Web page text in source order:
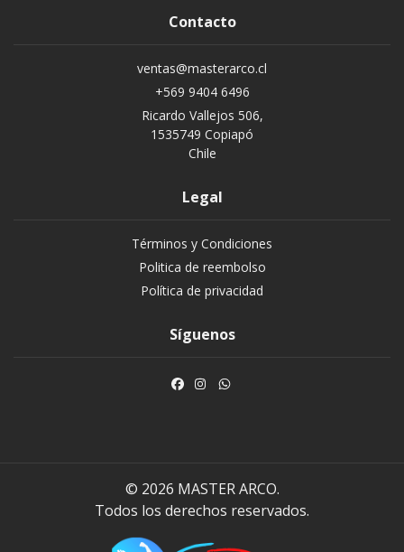
Contacto
ventas@masterarco.cl
+569 9404 6496
Ricardo Vallejos 506,
1535749 Copiapó
Chile
Legal
Términos y Condiciones
Politica de reembolso
Política de privacidad
Síguenos
© 2026 MASTER ARCO.
Todos los derechos reservados.